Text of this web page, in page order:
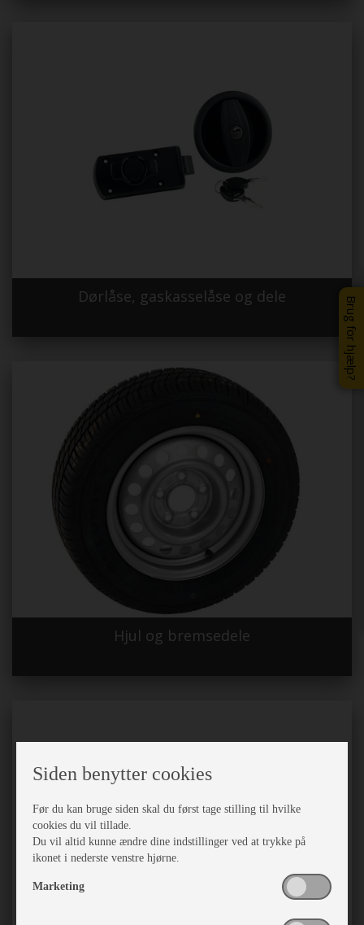
Brug for hjælp?
Dørlåse, gaskasselåse og dele
Hjul og bremsedele
Siden benytter cookies
Før du kan bruge siden skal du først tage stilling til hvilke
cookies du vil tillade.
Du vil altid kunne ændre dine indstillinger ved at trykke på
ikonet i nederste venstre hjørne.
Marketing